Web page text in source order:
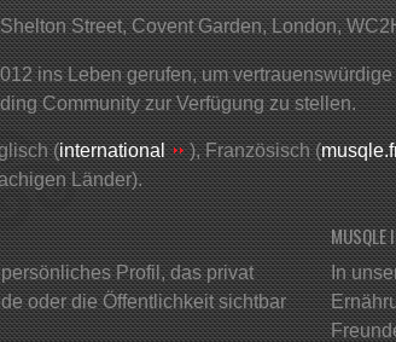
Street, Covent Garden, London,
ins Leben gerufen, um
Community zur Verfügung zu stellen.
(international ), Französisch (
Länder).
Profil, das privat
oder die Öffentlichkeit sichtbar
In